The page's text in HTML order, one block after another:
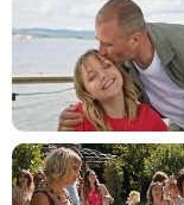
Muneer
- 1 Episode :4
Andrew Clover
Hugh Patten
- 1 Episode :1
Clint Dyer
Alex Stone
- 1 Episode :2